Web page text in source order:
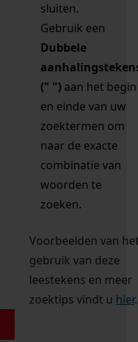
sluiten.
Gebruik een
Dubbele
(" ") aan het begin
en einde van uw
zoektermen om
naar de exacte
combinatie van
woorden te
zoeken.
Voorbeelden van
gebruik van deze
leestekens en meer
zoektips vindt u hier.